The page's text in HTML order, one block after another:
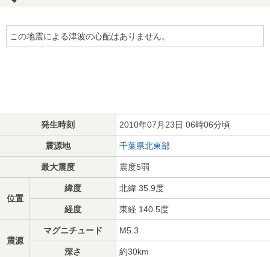
この地震による津波の心配はありません。
発生時刻 2010年07月23日 06時06分頃
震源地 千葉県北東部
最大震度 震度5弱
位置
緯度 北緯 35.9度
経度 東経 140.5度
震源
マグニチュード M5.3
深さ 約30km